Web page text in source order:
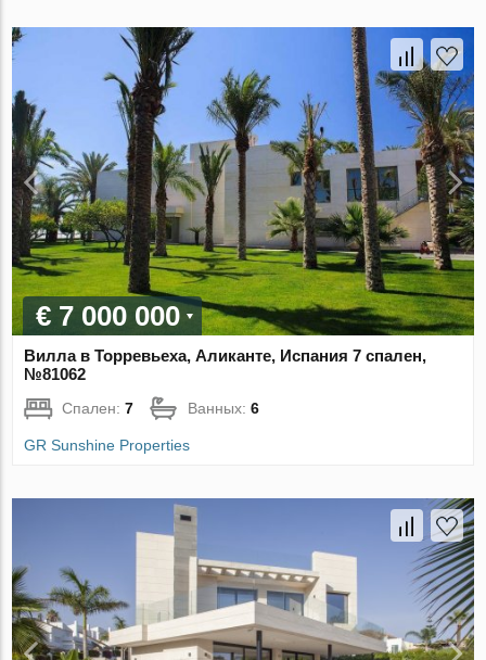
€ 7 000 000
Вилла в Торревьеха, Аликанте, Испания 7 спален,
№81062
Спален:7 Ванных:6
GR Sunshine Properties